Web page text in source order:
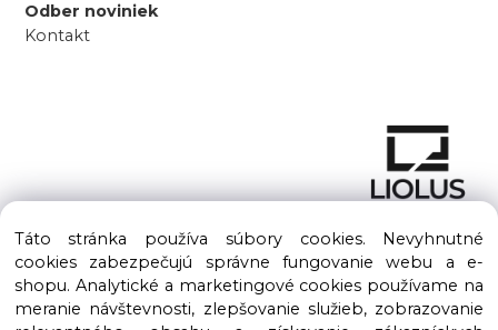
Odber noviniek
Kontakt
Copyright © 2016 – 2026 LIOLUS s.r.o. Všetky práva vyhradené.
Táto stránka používa súbory cookies. Nevyhnutné
cookies zabezpečujú správne fungovanie webu a e-
shopu. Analytické a marketingové cookies používame na
meranie návštevnosti, zlepšovanie služieb, zobrazovanie